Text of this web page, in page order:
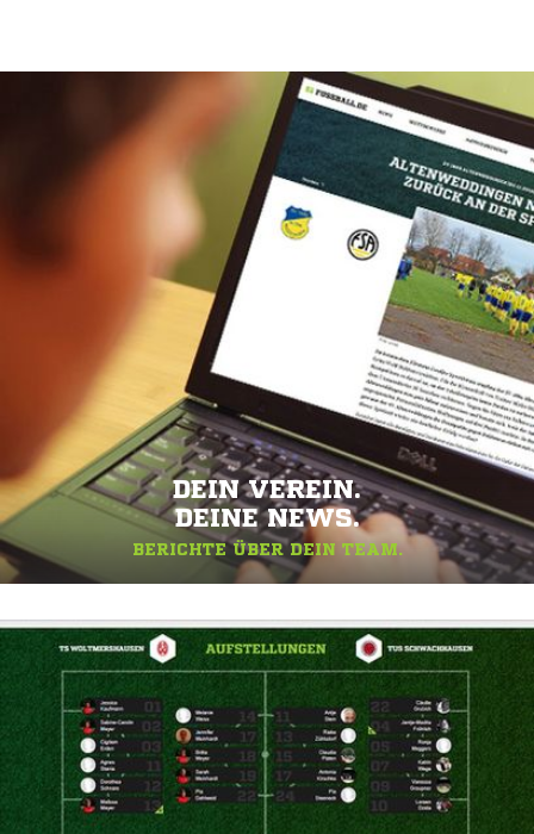
DEIN VEREIN.
DEINE NEWS.
BERICHTE ÜBER DEIN TEAM.